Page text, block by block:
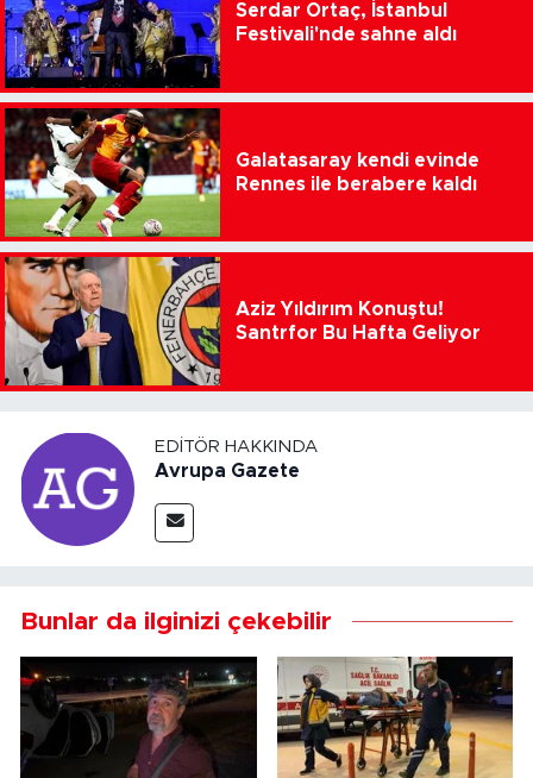
Serdar Ortaç, İstanbul
Festivali'nde sahne aldı
Galatasaray kendi evinde
Rennes ile berabere kaldı
Aziz Yıldırım Konuştu!
Santrfor Bu Hafta Geliyor
EDITÖR HAKKINDA
Avrupa Gazete
Bunlar da ilginizi çekebilir